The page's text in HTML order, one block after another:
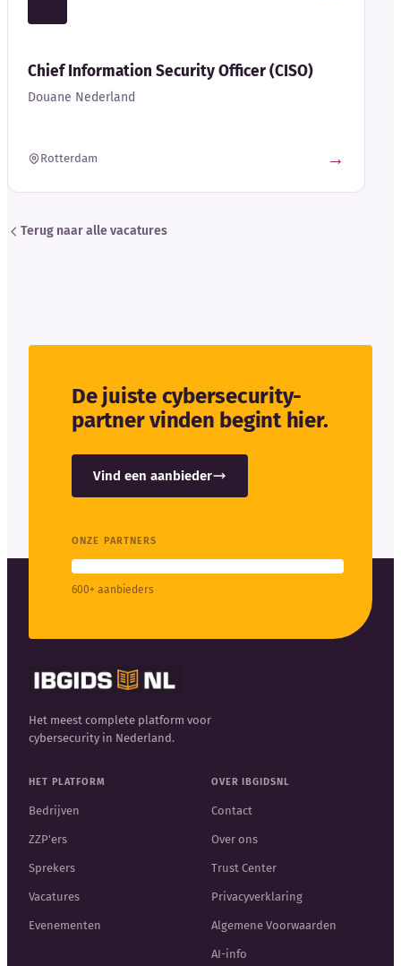
Chief Information Security Officer (CISO)
Douane Nederland
Rotterdam →
Terug naar alle vacatures
De juiste cybersecurity-
partner vinden begint hier.
Vind een aanbieder
ONZE PARTNERS
600+ aanbieders
Het meest complete platform voor
cybersecurity in Nederland.
HET PLATFORM
Bedrijven
ZZP'ers
Sprekers
Vacatures
Evenementen
OVER IBGIDSNL
Contact
Over ons
Trust Center
Privacyverklaring
Algemene Voorwaarden
AI-info